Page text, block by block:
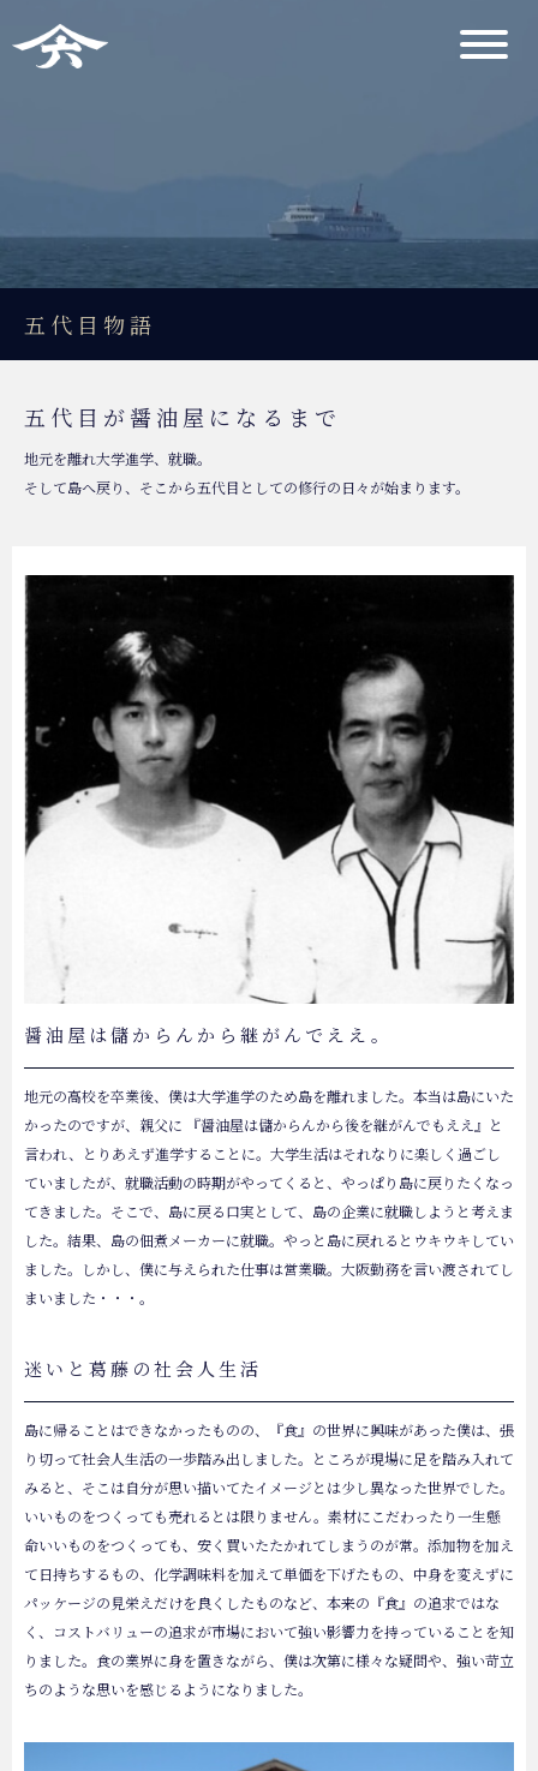
やまろく茶屋
商品紹介
お知らせ
お問合せ
五代目物語
五代目が醤油屋になるまで
地元を離れ大学進学、就職。
そして島へ戻り、そこから五代目としての修行の日々が始まります。
醤油屋は儲からんから継がんでええ。
地元の高校を卒業後、僕は大学進学のため島を離れました。本当は島にいた
かったのですが、親父に 『醤油屋は儲からんから後を継がんでもええ』と
言われ、とりあえず進学することに。大学生活はそれなりに楽しく過ごし
ていましたが、就職活動の時期がやってくると、やっぱり島に戻りたくなっ
てきました。そこで、島に戻る口実として、島の企業に就職しようと考えま
した。結果、島の佃煮メーカーに就職。やっと島に戻れるとウキウキしてい
ました。しかし、僕に与えられた仕事は営業職。大阪勤務を言い渡されてし
まいました・・・。
迷いと葛藤の社会人生活
島に帰ることはできなかったものの、『食』の世界に興味があった僕は、張
り切って社会人生活の一歩踏み出しました。ところが現場に足を踏み入れて
みると、そこは自分が思い描いてたイメージとは少し異なった世界でした。
いいものをつくっても売れるとは限りません。素材にこだわったり一生懸
命いいものをつくっても、安く買いたたかれてしまうのが常。添加物を加え
て日持ちするもの、化学調味料を加えて単価を下げたもの、中身を変えずに
パッケージの見栄えだけを良くしたものなど、本来の『食』の追求ではな
く、コストバリューの追求が市場において強い影響力を持っていることを知
りました。食の業界に身を置きながら、僕は次第に様々な疑問や、強い苛立
ちのような思いを感じるようになりました。